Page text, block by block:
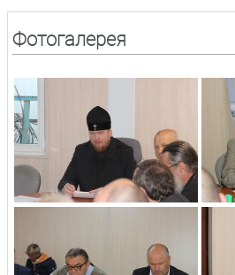
Фотогалерея